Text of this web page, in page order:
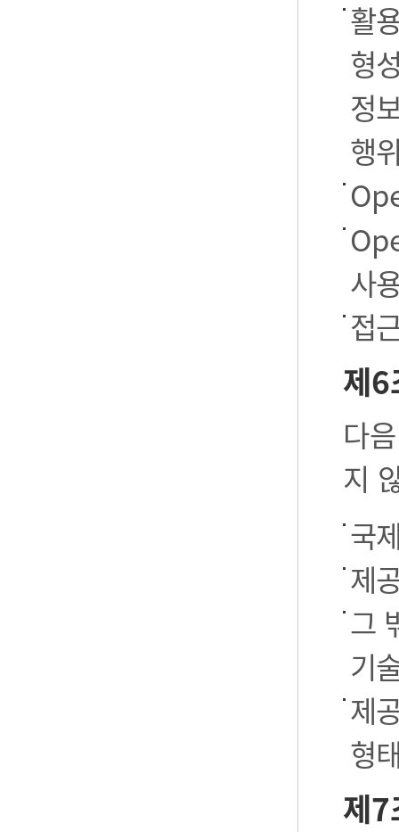
활
형
정
행
사
접
제6
다
지
국
제
그
기
제
형
제7